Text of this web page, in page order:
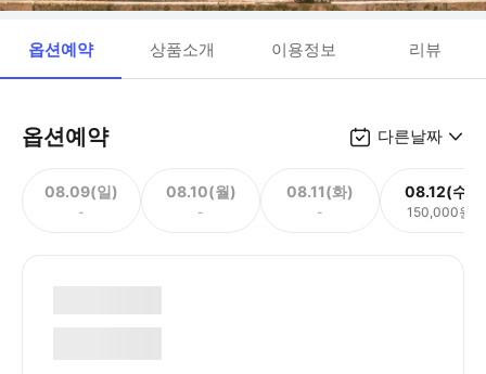
옵션예약 상품소개 이용정보 리뷰
옵션예약 다른날짜
08.09(일)
-
08.10(월)
-
08.11(화)
-
08.12(수)
150,000원